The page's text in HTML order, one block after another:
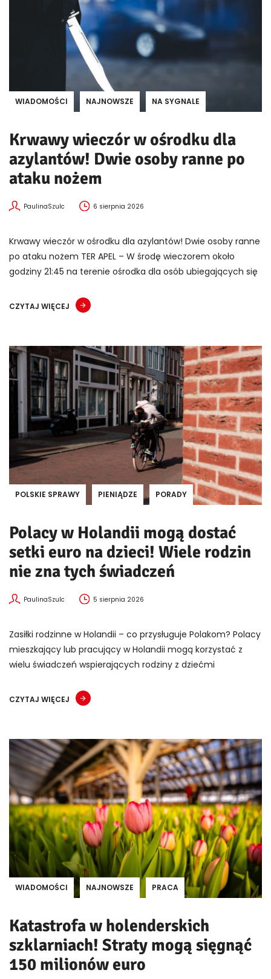
WIADOMOŚCI NAJNOWSZE NA SYGNALE
Krwawy wieczór w ośrodku dla
azylantów! Dwie osoby ranne po
ataku nożem
PaulinaSzulc 6 sierpnia 2026
Krwawy wieczór w ośrodku dla azylantów! Dwie osoby ranne
po ataku nożem TER APEL – W środę wieczorem około
godziny 21:45 na terenie ośrodka dla osób ubiegających się
CZYTAJ WIĘCEJ
POLSKIE SPRAWY PIENIĄDZE PORADY
Polacy w Holandii mogą dostać
setki euro na dzieci! Wiele rodzin
nie zna tych świadczeń
PaulinaSzulc 5 sierpnia 2026
Zasiłki rodzinne w Holandii – co przysługuje Polakom? Polacy
mieszkający lub pracujący w Holandii mogą korzystać z
wielu świadczeń wspierających rodziny z dziećmi
CZYTAJ WIĘCEJ
WIADOMOŚCI NAJNOWSZE PRACA
Katastrofa w holenderskich
szklarniach! Straty mogą sięgnąć
150 milionów euro